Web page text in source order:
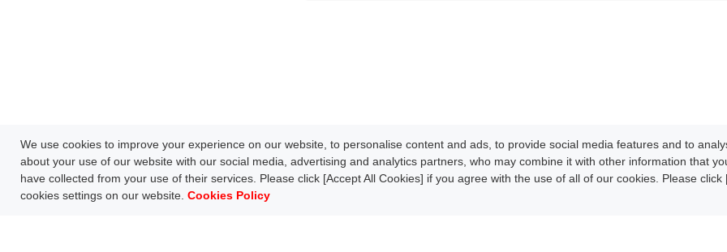
We use cookies to improve your experience on our website, to personalise content and ads, to provide social media features and to
about your use of our website with our social media, advertising and analytics partners, who may combine it with other information that
have collected from your use of their services. Please click [Accept All Cookies] if you agree with the use of all of our cookies. Please
cookies settings on our website.Cookies Policy
HOME Network Technology Case Study Products Downloads Development News/Events About CLPA Update
FAQ SiteMap